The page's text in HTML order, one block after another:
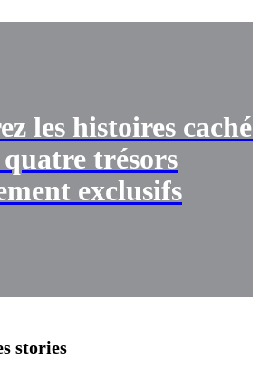
les histoires
trésors
exclusifs
stories